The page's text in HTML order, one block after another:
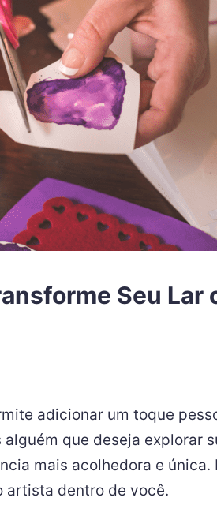
Seu Lar
adicionar um toque
que deseja explorar
mais acolhedora e
artista dentro de você.